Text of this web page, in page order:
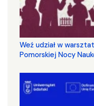
Weź udział w
Pomorskiej Nocy